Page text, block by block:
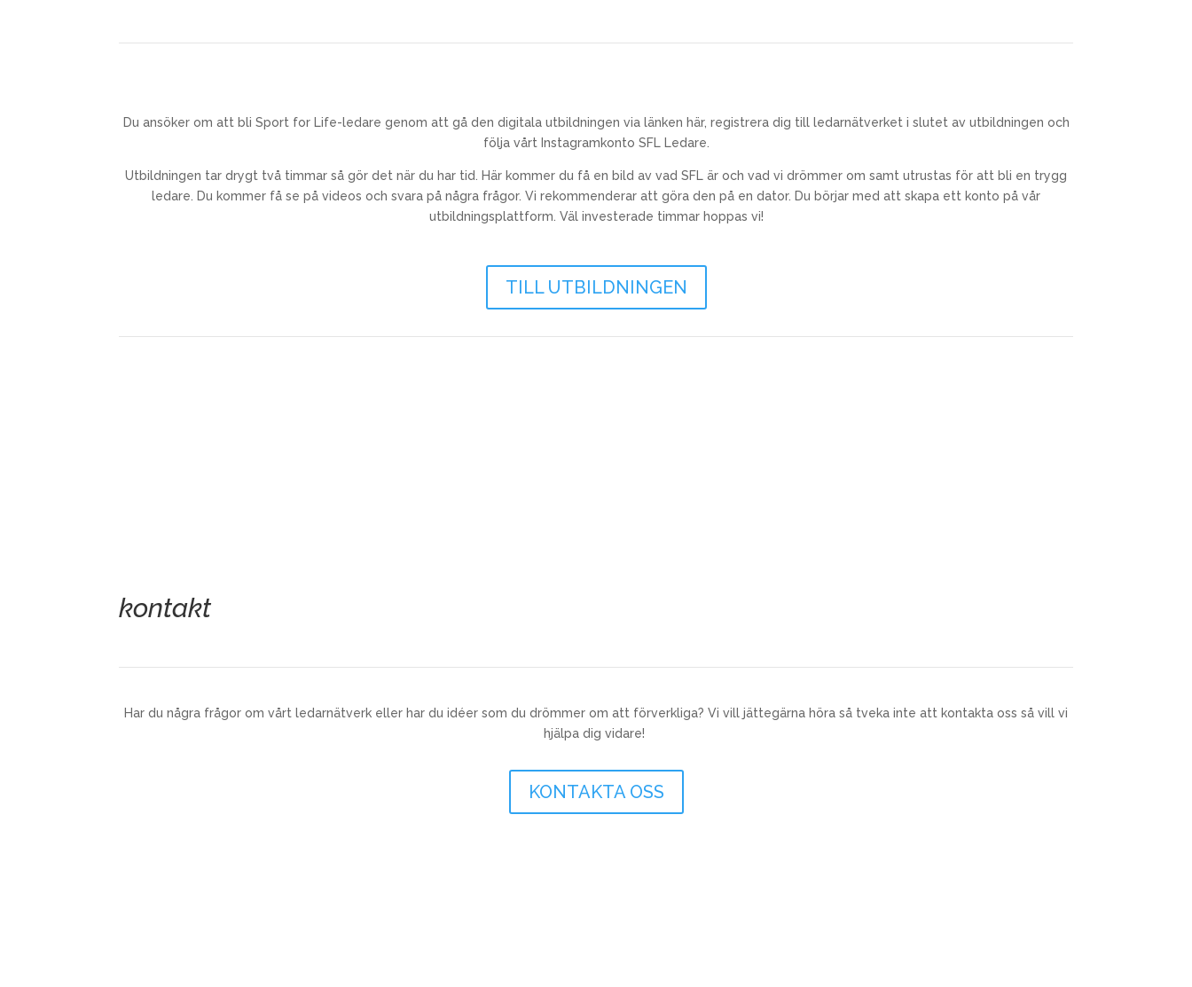
Du ansöker om att bli Sport for Life-ledare genom att gå den digitala utbildningen via länken här, registrera dig till ledarnätverket i slutet av utbildningen och
följa vårt Instagramkonto SFL Ledare.
Utbildningen tar drygt två timmar så gör det när du har tid. Här kommer du få en bild av vad SFL är och vad vi drömmer om samt utrustas för att bli en trygg
ledare. Du kommer få se på videos och svara på några frågor. Vi rekommenderar att göra den på en dator. Du börjar med att skapa ett konto på vår
utbildningsplattform. Väl investerade timmar hoppas vi!
TILL UTBILDNINGEN
kontakt
Har du några frågor om vårt ledarnätverk eller har du idéer som du drömmer om att förverkliga? Vi vill jättegärna höra så tveka inte att kontakta oss så vill vi
hjälpa dig vidare!
KONTAKTA OSS